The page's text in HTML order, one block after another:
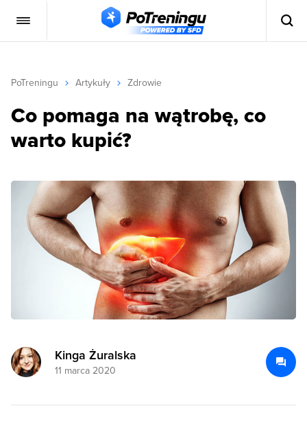
PoTreningu Artykuły Zdrowie
Co pomaga na wątrobę, co
warto kupić?
Kinga Żuralska
11 marca 2020